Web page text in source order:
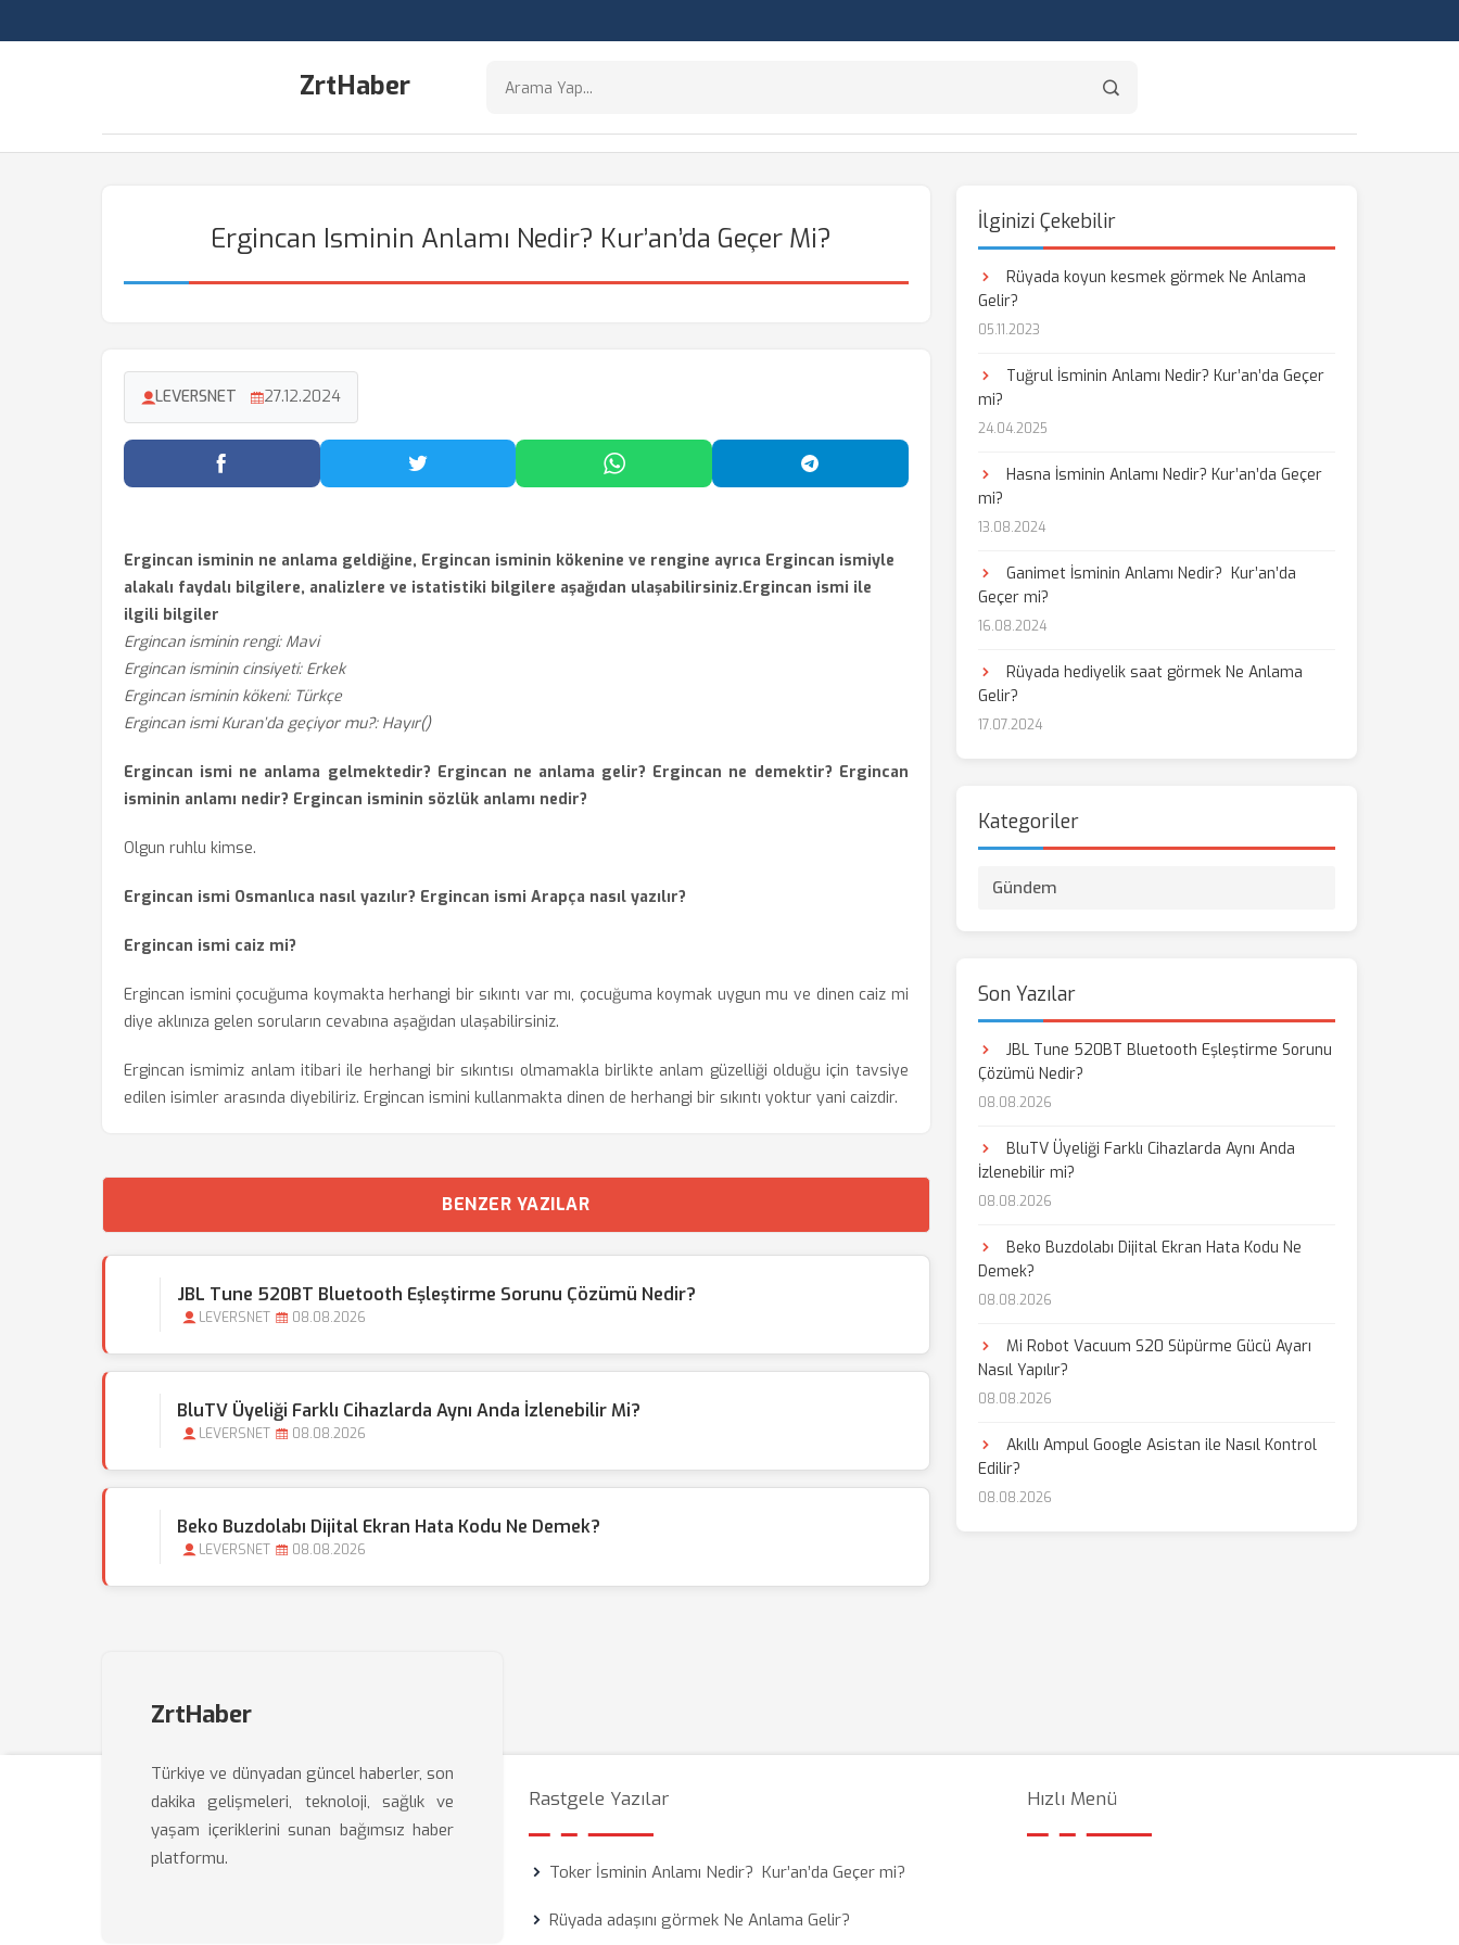
ZrtHaber
Ergincan Isminin Anlamı Nedir? Kur’an’da Geçer Mi?
LEVERSNET 27.12.2024
Facebook'ta Paylaş Twitter'da Paylaş WhatsApp'ta Paylaş Telegram'da Paylaş
Ergincan isminin ne anlama geldiğine, Ergincan isminin kökenine ve rengine ayrıca Ergincan ismiyle
alakalı faydalı bilgilere, analizlere ve istatistiki bilgilere aşağıdan ulaşabilirsiniz.Ergincan ismi ile
ilgili bilgiler
Ergincan isminin rengi: Mavi
Ergincan isminin cinsiyeti: Erkek
Ergincan isminin kökeni: Türkçe
Ergincan ismi Kuran’da geçiyor mu?: Hayır()
Ergincan ismi ne anlama gelmektedir? Ergincan ne anlama gelir? Ergincan ne demektir? Ergincan
isminin anlamı nedir? Ergincan isminin sözlük anlamı nedir?
Olgun ruhlu kimse.
Ergincan ismi Osmanlıca nasıl yazılır? Ergincan ismi Arapça nasıl yazılır?
Ergincan ismi caiz mi?
Ergincan ismini çocuğuma koymakta herhangi bir sıkıntı var mı, çocuğuma koymak uygun mu ve dinen caiz mi
diye aklınıza gelen soruların cevabına aşağıdan ulaşabilirsiniz.
Ergincan ismimiz anlam itibari ile herhangi bir sıkıntısı olmamakla birlikte anlam güzelliği olduğu için tavsiye
edilen isimler arasında diyebiliriz. Ergincan ismini kullanmakta dinen de herhangi bir sıkıntı yoktur yani caizdir.
BENZER YAZILAR
JBL Tune 520BT Bluetooth Eşleştirme Sorunu Çözümü Nedir?
LEVERSNET 08.08.2026
BluTV Üyeliği Farklı Cihazlarda Aynı Anda İzlenebilir Mi?
LEVERSNET 08.08.2026
Beko Buzdolabı Dijital Ekran Hata Kodu Ne Demek?
LEVERSNET 08.08.2026
İlginizi Çekebilir
Rüyada koyun kesmek görmek Ne Anlama
Gelir?
05.11.2023
Tuğrul İsminin Anlamı Nedir? Kur’an’da Geçer
mi?
24.04.2025
Hasna İsminin Anlamı Nedir? Kur’an’da Geçer
mi?
13.08.2024
Ganimet İsminin Anlamı Nedir? Kur’an’da
Geçer mi?
16.08.2024
Rüyada hediyelik saat görmek Ne Anlama
Gelir?
17.07.2024
Kategoriler
Gündem
Son Yazılar
JBL Tune 520BT Bluetooth Eşleştirme Sorunu
Çözümü Nedir?
08.08.2026
BluTV Üyeliği Farklı Cihazlarda Aynı Anda
İzlenebilir mi?
08.08.2026
Beko Buzdolabı Dijital Ekran Hata Kodu Ne
Demek?
08.08.2026
Mi Robot Vacuum S20 Süpürme Gücü Ayarı
Nasıl Yapılır?
08.08.2026
Akıllı Ampul Google Asistan ile Nasıl Kontrol
Edilir?
08.08.2026
ZrtHaber
Türkiye ve dünyadan güncel haberler, son
dakika gelişmeleri, teknoloji, sağlık ve
yaşam içeriklerini sunan bağımsız haber
platformu.
Rastgele Yazılar
Toker İsminin Anlamı Nedir? Kur’an’da Geçer mi?
Rüyada adaşını görmek Ne Anlama Gelir?
Hızlı Menü